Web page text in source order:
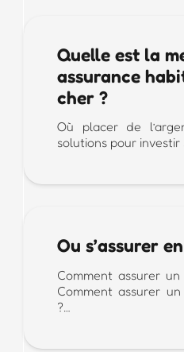
Quelle est la
assurance
cher ?
Où placer de
solutions pour investir
Ou s’assurer
Comment assurer
Comment assurer
?…